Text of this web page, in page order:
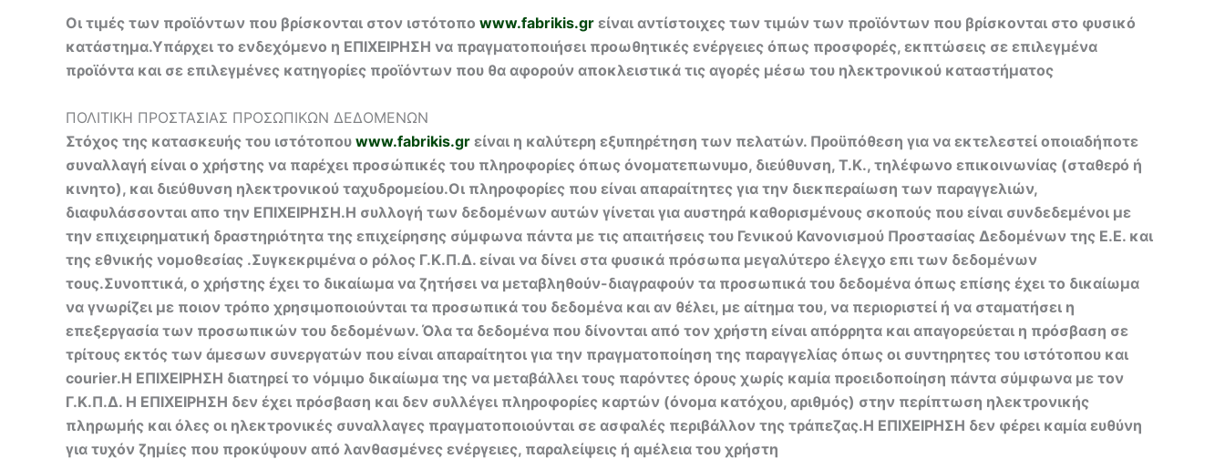
Οι τιμές των προϊόντων που βρίσκονται στον ιστότοπο www.fabrikis.gr είναι αντίστοιχες των τιμών των προϊόντων που βρίσκονται στο φυσικό
κατάστημα.Υπάρχει το ενδεχόμενο η ΕΠΙΧΕΙΡΗΣΗ να πραγματοποιήσει προωθητικές ενέργειες όπως προσφορές, εκπτώσεις σε επιλεγμένα
προϊόντα και σε επιλεγμένες κατηγορίες προϊόντων που θα αφορούν αποκλειστικά τις αγορές μέσω του ηλεκτρονικού καταστήματος
ΠΟΛΙΤΙΚΗ ΠΡΟΣΤΑΣΙΑΣ ΠΡΟΣΩΠΙΚΩΝ ΔΕΔΟΜΕΝΩΝ
Στόχος της κατασκευής του ιστότοπου www.fabrikis.gr είναι η καλύτερη εξυπηρέτηση των πελατών. Προϋπόθεση για να εκτελεστεί οποιαδήποτε
συναλλαγή είναι ο χρήστης να παρέχει προσώπικές του πληροφορίες όπως όνοματεπωνυμο, διεύθυνση, Τ.Κ., τηλέφωνο επικοινωνίας (σταθερό ή
κινητο), και διεύθυνση ηλεκτρονικού ταχυδρομείου.Οι πληροφορίες που είναι απαραίτητες για την διεκπεραίωση των παραγγελιών,
διαφυλάσσονται απο την ΕΠΙΧΕΙΡΗΣΗ.Η συλλογή των δεδομένων αυτών γίνεται για αυστηρά καθορισμένους σκοπούς που είναι συνδεδεμένοι με
την επιχειρηματική δραστηριότητα της επιχείρησης σύμφωνα πάντα με τις απαιτήσεις του Γενικού Κανονισμού Προστασίας Δεδομένων της Ε.Ε. και
της εθνικής νομοθεσίας .Συγκεκριμένα ο ρόλος Γ.Κ.Π.Δ. είναι να δίνει στα φυσικά πρόσωπα μεγαλύτερο έλεγχο επι των δεδομένων
τους.Συνοπτικά, ο χρήστης έχει το δικαίωμα να ζητήσει να μεταβληθούν-διαγραφούν τα προσωπικά του δεδομένα όπως επίσης έχει το δικαίωμα
να γνωρίζει με ποιον τρόπο χρησιμοποιούνται τα προσωπικά του δεδομένα και αν θέλει, με αίτημα του, να περιοριστεί ή να σταματήσει η
επεξεργασία των προσωπικών του δεδομένων. Όλα τα δεδομένα που δίνονται από τον χρήστη είναι απόρρητα και απαγορεύεται η πρόσβαση σε
τρίτους εκτός των άμεσων συνεργατών που είναι απαραίτητοι για την πραγματοποίηση της παραγγελίας όπως οι συντηρητες του ιστότοπου και
courier.Η ΕΠΙΧΕΙΡΗΣΗ διατηρεί το νόμιμο δικαίωμα της να μεταβάλλει τους παρόντες όρους χωρίς καμία προειδοποίηση πάντα σύμφωνα με τον
Γ.Κ.Π.Δ. Η ΕΠΙΧΕΙΡΗΣΗ δεν έχει πρόσβαση και δεν συλλέγει πληροφορίες καρτών (όνομα κατόχου, αριθμός) στην περίπτωση ηλεκτρονικής
πληρωμής και όλες οι ηλεκτρονικές συναλλαγες πραγματοποιούνται σε ασφαλές περιβάλλον της τράπεζας.Η ΕΠΙΧΕΙΡΗΣΗ δεν φέρει καμία ευθύνη
για τυχόν ζημίες που προκύψουν από λανθασμένες ενέργειες, παραλείψεις ή αμέλεια του χρήστη